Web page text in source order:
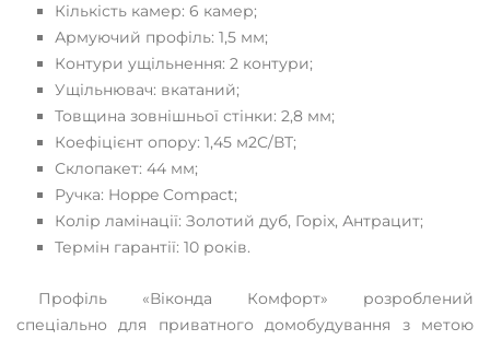
Кількість камер: 6 камер;
Армуючий профіль: 1,5 мм;
Контури ущільнення: 2 контури;
Ущільнювач: вкатаний;
Товщина зовнішньої стінки: 2,8 мм;
Коефіцієнт опору: 1,45 м2С/ВТ;
Склопакет: 44 мм;
Ручка: Hoppe Compact;
Колір ламінації: Золотий дуб, Горіх, Антрацит;
Термін гарантії: 10 років.
Профіль «Віконда Комфорт» розроблений
спеціально для приватного домобудування з метою